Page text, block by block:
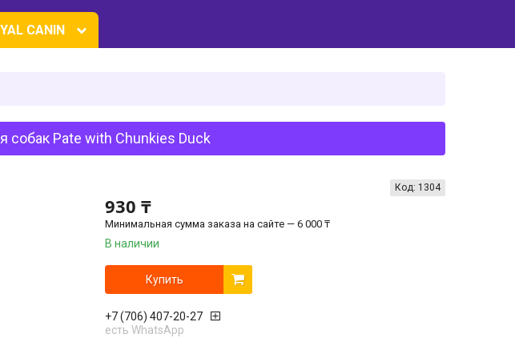
CANIN
собак Pate with Chunkies Duck
930 ₸
Минимальная сумма заказа на сайте — 6 000 ₸
В наличии
Код: 1304
Купить
+7 (706) 407-20-27
есть WhatsApp